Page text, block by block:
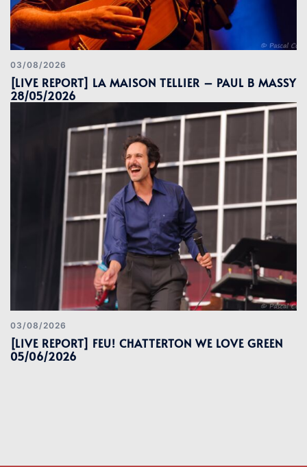
03/08/2026
[LIVE REPORT] LA MAISON TELLIER – PAUL B MASSY
28/05/2026
03/08/2026
[LIVE REPORT] FEU! CHATTERTON WE LOVE GREEN
05/06/2026